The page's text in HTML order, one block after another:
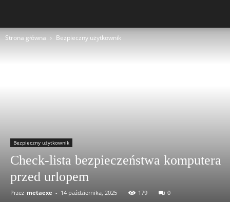
Strona główna Bezpieczny użytkownik
Bezpieczny użytkownik
Check-lista bezpieczeństwa komputera
przed urlopem
Przez metaexe - 14 października, 2025 179 0